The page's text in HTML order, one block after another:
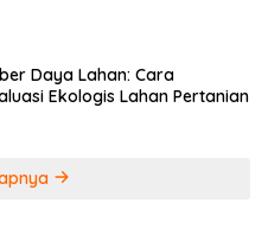
Daya Lahan: Cara
Ekologis Lahan Pertanian